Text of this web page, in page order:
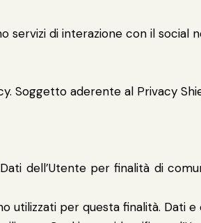
servizi di interazione con il social
Soggetto aderente al Privacy
dell’Utente per finalità di
utilizzati per questa finalità. Dati